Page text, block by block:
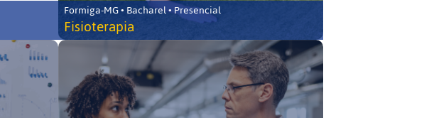
Formiga-MG • Bacharel • Presencial
Fisioterapia